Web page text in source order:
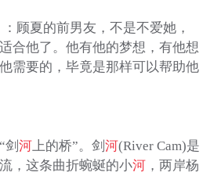
顾夏的前男友，不是不爱她，
合他了。他有他的梦想，有他想
需要的，毕竟是那样可以帮助他
剑河上的桥”。剑河(River Cam)是
，这条曲折蜿蜒的小河，两岸杨